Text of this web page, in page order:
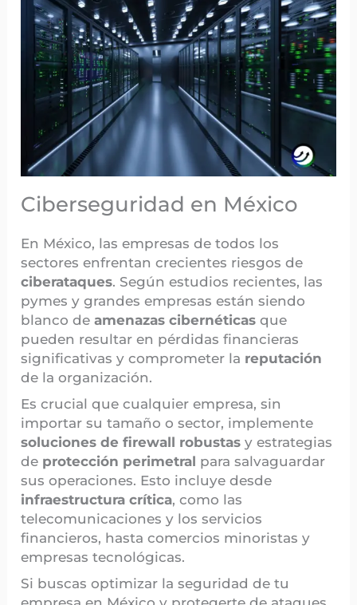
Ciberseguridad en México
En México, las empresas de todos los
sectores enfrentan crecientes riesgos de
ciberataques. Según estudios recientes, las
pymes y grandes empresas están siendo
blanco deamenazas cibernéticas que
pueden resultar en pérdidas financieras
significativas y comprometer la reputación
de la organización.
Es crucial que cualquier empresa, sin
importar su tamaño o sector, implemente
soluciones de firewall robustas y estrategias
de protección perimetral para salvaguardar
sus operaciones. Esto incluye desde
infraestructura crítica, como las
telecomunicaciones y los servicios
financieros, hasta comercios minoristas y
empresas tecnológicas.
Si buscas optimizar la seguridad de tu